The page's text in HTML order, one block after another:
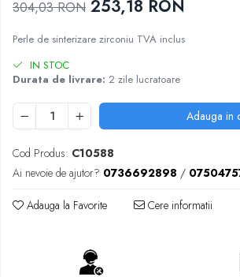
Disc PMMA Eldy Plus
Diverse
Sablatoare
Soclatoare
Steamere
304,03 RON 253,18 RON
Perle de sinterizare zirconiu TVA inclus
IN STOC
Durata de livrare: 2 zile lucratoare
Adauga in
Cod Produs: C10588
Ai nevoie de ajutor? 0736692898 /
Adauga la Favorite Cere informatii